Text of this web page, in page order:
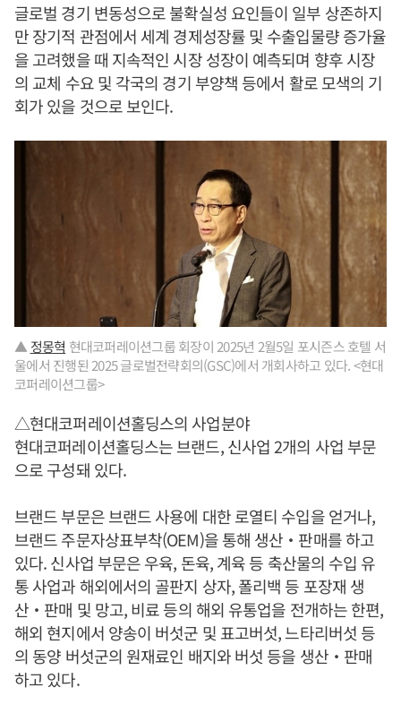
글로벌 경기 변동성으로 불확실성 요인들이 일부 상존하지
만 장기적 관점에서 세계 경제성장률 및 수출입물량 증가율
을 고려했을 때 지속적인 시장 성장이 예측되며 향후 시장
의 교체 수요 및 각국의 경기 부양책 등에서 활로 모색의 기
회가 있을 것으로 보인다.
▲ 정몽혁 현대코퍼레이션그룹 회장이 2025년 2월5일 포시즌스 호텔 서
울에서 진행된 2025 글로벌전략회의(GSC)에서 개회사하고 있다. <현대
코퍼레이션그룹>
△현대코퍼레이션홀딩스의 사업분야
현대코퍼레이션홀딩스는 브랜드, 신사업 2개의 사업 부문
으로 구성돼 있다.
브랜드 부문은 브랜드 사용에 대한 로열티 수입을 얻거나,
브랜드 주문자상표부착(OEM)을 통해 생산‧판매를 하고
있다. 신사업 부문은 우육, 돈육, 계육 등 축산물의 수입 유
통 사업과 해외에서의 골판지 상자, 폴리백 등 포장재 생
산‧판매 및 망고, 비료 등의 해외 유통업을 전개하는 한편,
해외 현지에서 양송이 버섯군 및 표고버섯, 느타리버섯 등
의 동양 버섯군의 원재료인 배지와 버섯 등을 생산‧판매
하고 있다.